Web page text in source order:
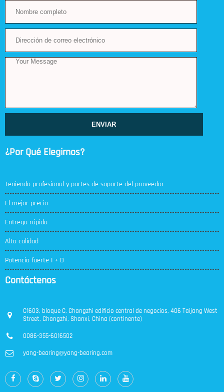
ENVIAR
¿Por Qué Elegirnos?
Teniendo profesional y partes de soporte del proveedor
El mejor precio
Entrega rápida
Alta calidad
Potencia fuerte I + D
Contáctenos
C1603, bloque C, Changzhi edificio central de negocios, 406 Taijang West
Street, Changzhi, Shanxi, China (continente)
0086-355-6016502
yang-bearing@yang-bearing.com